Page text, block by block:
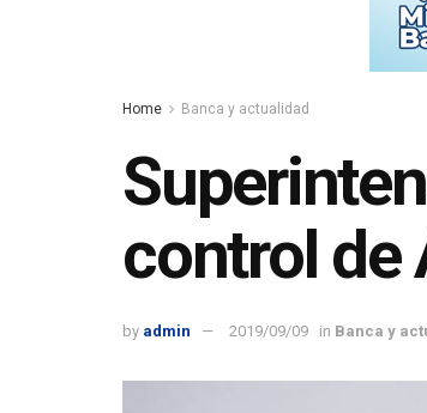
Home Banca y actualidad
control de
by admin 2019/09/09 in Banca y